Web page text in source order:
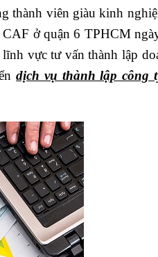
thành viên giàu kinh
ở quận 6 TPHCM
vực tư vấn thành lập
dịch vụ thành lập công